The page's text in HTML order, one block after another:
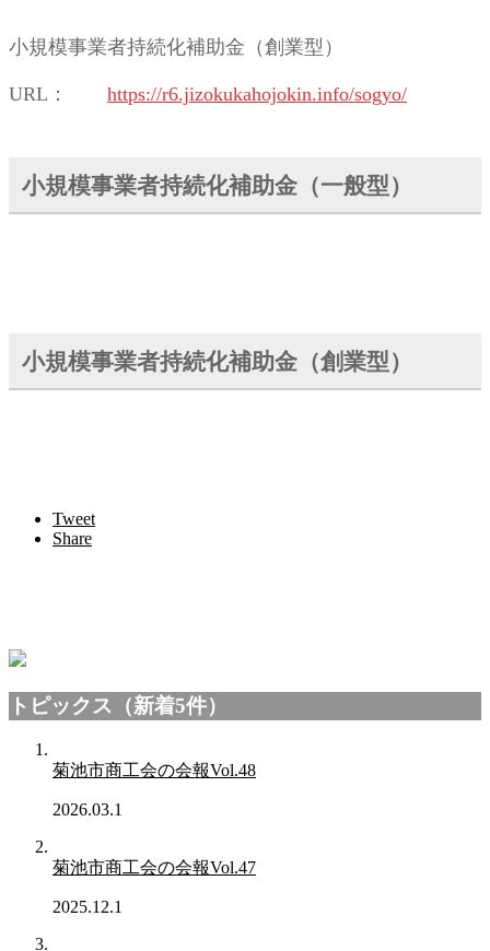
小規模事業者持続化補助金（創業型）
URL： https://r6.jizokukahojokin.info/sogyo/
小規模事業者持続化補助金（一般型）
小規模事業者持続化補助金（創業型）
Tweet
Share
トピックス（新着5件）
菊池市商工会の会報Vol.48
2026.03.1
菊池市商工会の会報Vol.47
2025.12.1